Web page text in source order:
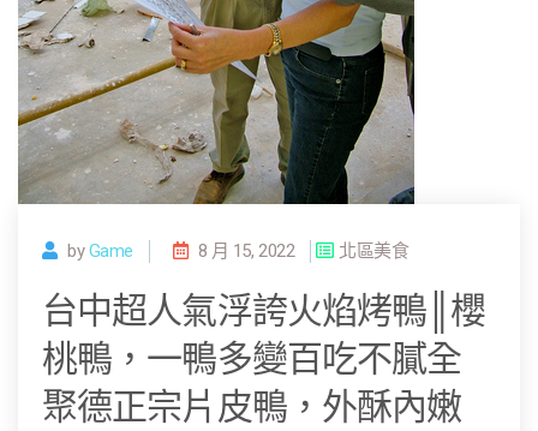
byGame 8 月 15, 2022 北區美食
台中超人氣浮誇火焰烤鴨║櫻
桃鴨，一鴨多變百吃不膩全
聚德正宗片皮鴨，外酥內嫩